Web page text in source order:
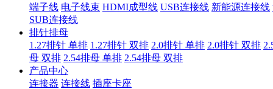
端子线 电子线束 HDMI成型线 USB连接线 新能源连接线
SUB连接线
排针排母
1.27排针 单排 1.27排针 双排 2.0排针 单排 2.0排针 双排
母 双排 2.54排母 单排 2.54排母 双排
产品中心
连接器 连接线 插座卡座